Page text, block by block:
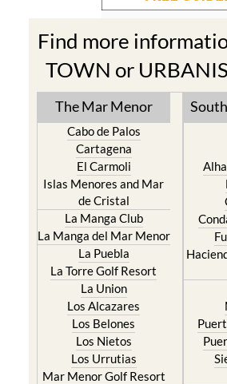
Find more
TOWN or
The Mar Menor
Cabo de Palos
Cartagena
El Carmoli
Islas Menores and Mar
de Cristal
La Manga Club
La Manga del Mar Menor
La Puebla
La Torre Golf Resort
La Union
Los Alcazares
Los Belones
Los Nietos
Los Urrutias
Mar Menor Golf Resort